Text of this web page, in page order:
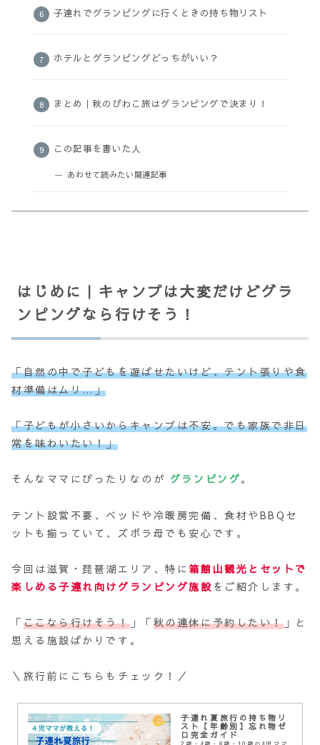
子連れでグランピングに行くときの持ち物リスト
ホテルとグランピングどっちがいい？
まとめ｜秋のびわこ旅はグランピングで決まり！
この記事を書いた人
あわせて読みたい関連記事
はじめに｜キャンプは大変だけどグラ
ンピングなら行けそう！
「自然の中で子どもを遊ばせたいけど、テント張りや食
材準備はムリ…」
「子どもが小さいからキャンプは不安。でも家族で非日
常を味わいたい！」
そんなママにぴったりなのが グランピング。
テント設営不要、ベッドや冷暖房完備、食材やBBQセ
ットも揃っていて、ズボラ母でも安心です。
今回は滋賀・琵琶湖エリア、特に 箱館山観光とセットで
楽しめる子連れ向けグランピング施設 をご紹介します。
「 ここなら行けそう！」「 秋の連休に予約したい！」と
思える施設ばかりです。
＼旅行前にこちらもチェック！／
子連れ夏旅行の持ち物リ
スト【年齢別】忘れ物ゼ
ロ完全ガイド